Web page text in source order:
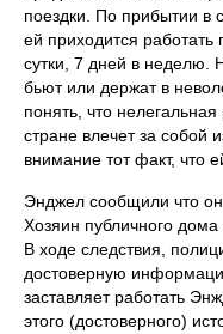
поездки. По прибытии в
ей приходится
сутки, 7 дней в неделю.
бьют или держат в
понять, что
стране влечет за собой
внимание тот факт, что
Энджел сообщили что
Хозяин публичного
В ходе следствия,
достоверную
заставляет работать
этого (достоверного)